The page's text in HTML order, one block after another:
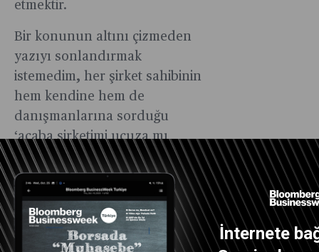
İnternete
etmektir.
Bir konunun altını çizmeden
yazıyı sonlandırmak
istemedim, her şirket sahibinin
hem kendine hem de
danışmanlarına sorduğu
‘acaba şirketimi ucuza mı
satıyorum’
Şirketler alışverişe konu
edilirken değerlemeler FAVÖK
üzerinden yapılır. Mevcut
ortaklar bir takvim yılı